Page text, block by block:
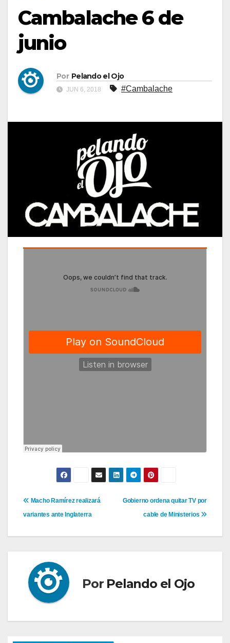
Cambalache 6 de
junio
Por Pelando el Ojo
JUN 6, 2018 #Cambalache
Navegación
Gobierno ordena quitar TV por
cable de Ministerios
Macho Ramírez realizará
variantes ante Inglaterra
Por Pelando el Ojo